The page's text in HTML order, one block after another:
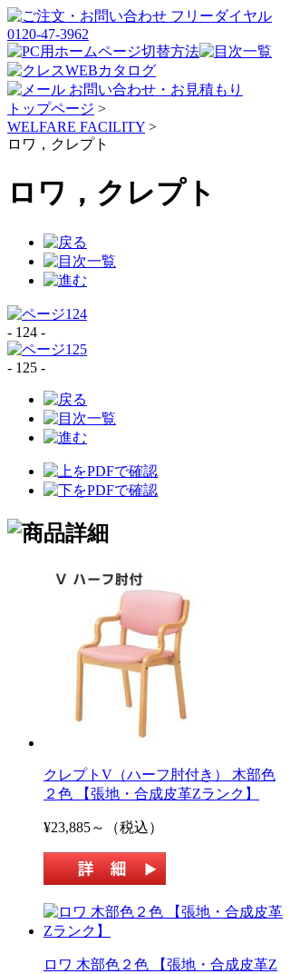
トップページ >
WELFARE FACILITY >
ロワ，クレプト
ロワ，クレプト
- 124 -
- 125 -
クレプトV（ハーフ肘付き） 木部色
２色 【張地・合成皮革Zランク】
¥23,885～（税込）
ロワ 木部色２色 【張地・合成皮革Z